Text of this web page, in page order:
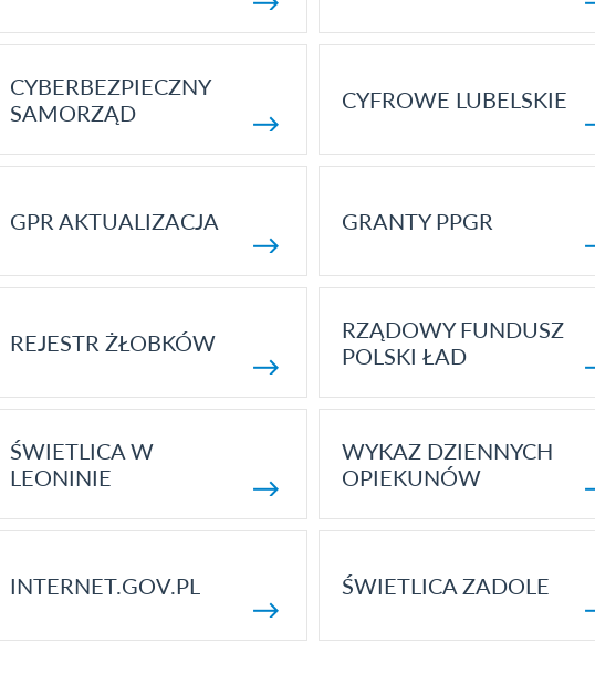
CYBERBEZPIECZNY
SAMORZĄD
CYFROWE LUBELSKIE
GPR AKTUALIZACJA GRANTY PPGR
REJESTR ŻŁOBKÓW
RZĄDOWY FUNDUSZ
POLSKI ŁAD
ŚWIETLICA W
LEONINIE
WYKAZ DZIENNYCH
OPIEKUNÓW
INTERNET.GOV.PL ŚWIETLICA ZADOLE